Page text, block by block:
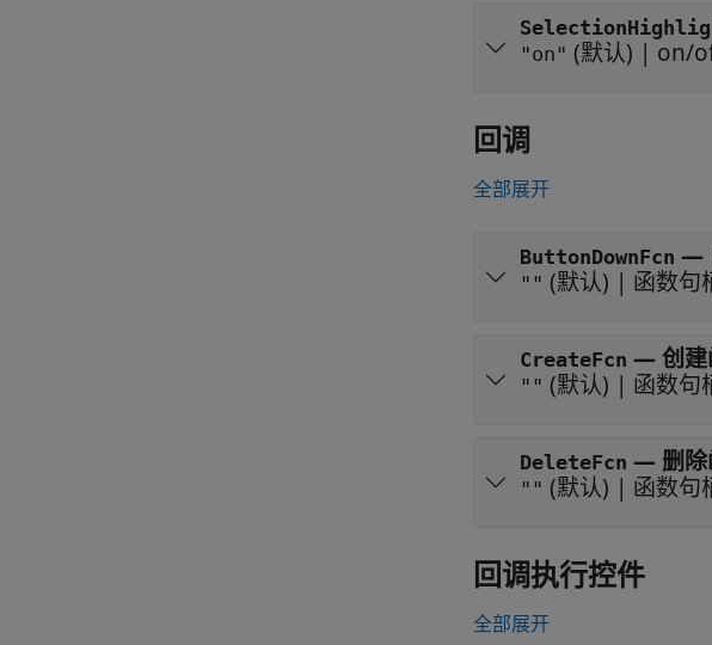
"on" (默认) | on/
回调
全部展开
ButtonDownFcn —
"" (默认) | 函数句
CreateFcn —创
"" (默认) | 函数句
DeleteFcn — 删
"" (默认) | 函数句
回调执行控件
全部展开